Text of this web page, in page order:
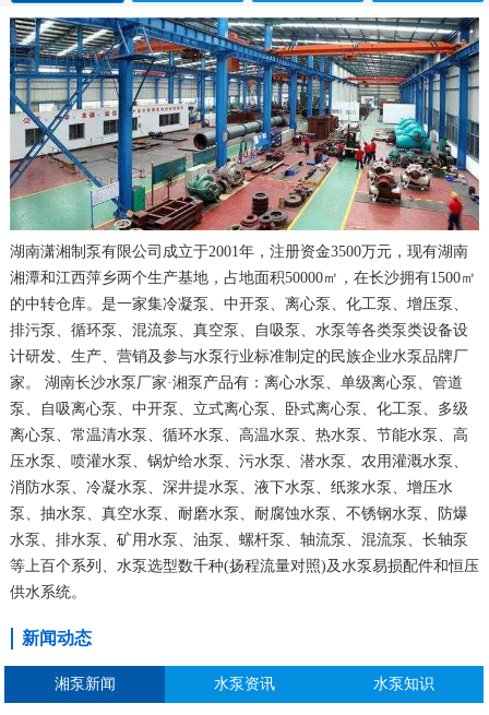
湖南潇湘制泵有限公司成立于2001年，注册资金3500万元，现有湖南
湘潭和江西萍乡两个生产基地，占地面积50000㎡，在长沙拥有1500㎡
的中转仓库。是一家集冷凝泵、中开泵、离心泵、化工泵、增压泵、
排污泵、循环泵、混流泵、真空泵、自吸泵、水泵等各类泵类设备设
计研发、生产、营销及参与水泵行业标准制定的民族企业水泵品牌厂
家。 湖南长沙水泵厂家·湘泵产品有：离心水泵、单级离心泵、管道
泵、自吸离心泵、中开泵、立式离心泵、卧式离心泵、化工泵、多级
离心泵、常温清水泵、循环水泵、高温水泵、热水泵、节能水泵、高
压水泵、喷灌水泵、锅炉给水泵、污水泵、潜水泵、农用灌溉水泵、
消防水泵、冷凝水泵、深井提水泵、液下水泵、纸浆水泵、增压水
泵、抽水泵、真空水泵、耐磨水泵、耐腐蚀水泵、不锈钢水泵、防爆
水泵、排水泵、矿用水泵、油泵、螺杆泵、轴流泵、混流泵、长轴泵
等上百个系列、水泵选型数千种(扬程流量对照)及水泵易损配件和恒压
供水系统。
新闻动态
湘泵新闻 水泵资讯 水泵知识